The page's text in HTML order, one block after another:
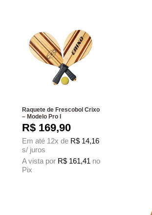
Raquete de Frescobol Crixo
– Modelo Pro I
R$ 169,90
Em até 12x de R$ 14,16
s/ juros
A vista por R$ 161,41 no
Pix